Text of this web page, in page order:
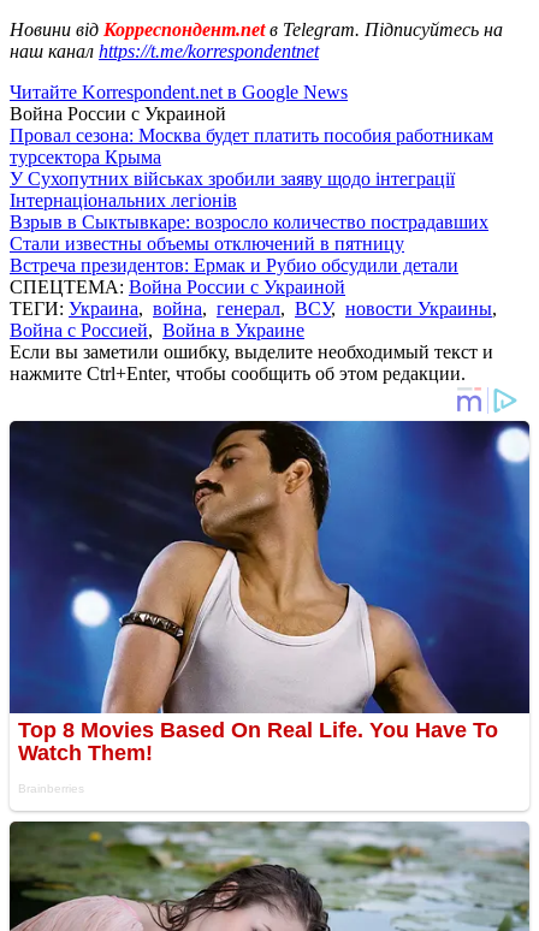
Новини від Корреспондент.netв Telegram. Підписуйтесь на
наш канал https://t.me/korrespondentnet
Читайте Korrespondent.net в Google News
Война России с Украиной
Провал сезона: Москва будет платить пособия работникам
турсектора Крыма
У Сухопутних військах зробили заяву щодо інтеграції
Інтернаціональних легіонів
Взрыв в Сыктывкаре: возросло количество пострадавших
Стали известны объемы отключений в пятницу
Встреча президентов: Ермак и Рубио обсудили детали
СПЕЦТЕМА: Война России с Украиной
ТЕГИ: Украина, война, генерал, ВСУ, новости Украины,
Война с Россией, Война в Украине
Если вы заметили ошибку, выделите необходимый текст и
нажмите Ctrl+Enter, чтобы сообщить об этом редакции.